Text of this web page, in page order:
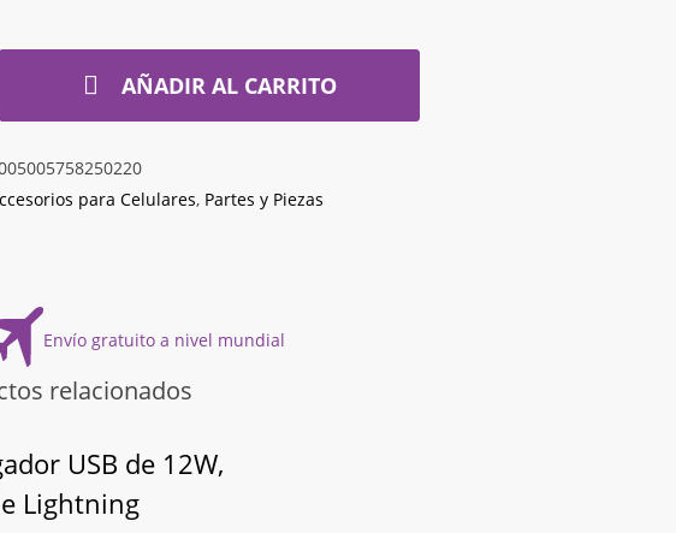
AÑADIR AL CARRITO
para Celulares, Partes y Piezas
Envío gratuito a nivel mundial
relacionados
USB de 12W,
Lightning